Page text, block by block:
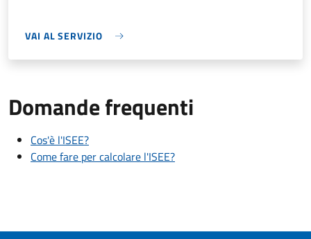
VAI AL SERVIZIO
Domande frequenti
Cos'è l'ISEE?
Come fare per calcolare l'ISEE?